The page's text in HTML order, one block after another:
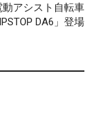
アシスト自転車
DA6」登場